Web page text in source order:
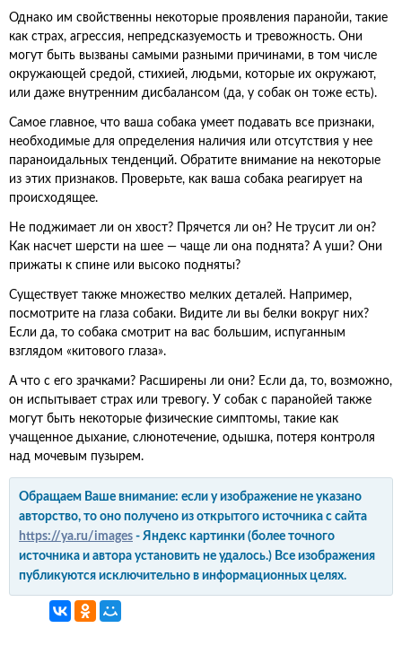
Однако им свойственны некоторые проявления паранойи, такие
как страх, агрессия, непредсказуемость и тревожность. Они
могут быть вызваны самыми разными причинами, в том числе
окружающей средой, стихией, людьми, которые их окружают,
или даже внутренним дисбалансом (да, у собак он тоже есть).
Самое главное, что ваша собака умеет подавать все признаки,
необходимые для определения наличия или отсутствия у нее
параноидальных тенденций. Обратите внимание на некоторые
из этих признаков. Проверьте, как ваша собака реагирует на
происходящее.
Не поджимает ли он хвост? Прячется ли он? Не трусит ли он?
Как насчет шерсти на шее — чаще ли она поднята? А уши? Они
прижаты к спине или высоко подняты?
Существует также множество мелких деталей. Например,
посмотрите на глаза собаки. Видите ли вы белки вокруг них?
Если да, то собака смотрит на вас большим, испуганным
взглядом «китового глаза».
А что с его зрачками? Расширены ли они? Если да, то, возможно,
он испытывает страх или тревогу. У собак с паранойей также
могут быть некоторые физические симптомы, такие как
учащенное дыхание, слюнотечение, одышка, потеря контроля
над мочевым пузырем.
Обращаем Ваше внимание: если у изображение не указано
авторство, то оно получено из открытого источника с сайта
https://ya.ru/images - Яндекс картинки (более точного
источника и автора установить не удалось.) Все изображения
публикуются исключительно в информационных целях.